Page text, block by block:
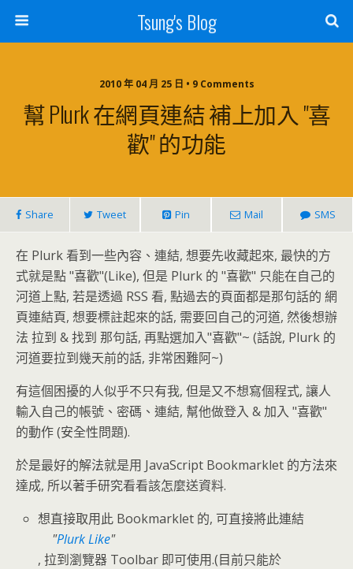
Tsung's Blog
2010 年 04 月 25 日 • 9 Comments
幫 Plurk 在網頁連結 補上加入 "喜
歡" 的功能
Share Tweet Pin Mail SMS
在 Plurk 看到一些內容、連結, 想要先收藏起來, 最快的方
式就是點 "喜歡"(Like), 但是 Plurk 的 "喜歡" 只能在自己的
河道上點, 若是透過 RSS 看, 點過去的頁面都是那句話的 網
頁連結頁, 想要標註起來的話, 需要回自己的河道, 然後想辦
法 拉到 & 找到 那句話, 再點選加入"喜歡"~ (話說, Plurk 的
河道要拉到幾天前的話, 非常困難阿~)
有這個困擾的人似乎不只有我, 但是又不想寫個程式, 讓人
輸入自己的帳號、密碼、連結, 幫他做登入 & 加入 "喜歡"
的動作 (安全性問題).
於是最好的解法就是用 JavaScript Bookmarklet 的方法來
達成, 所以著手研究看看該怎麼送資料.
想直接取用此 Bookmarklet 的, 可直接將此連結
Plurk Like
, 拉到瀏覽器 Toolbar 即可使用.(目前只能於